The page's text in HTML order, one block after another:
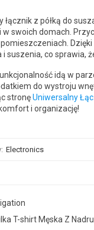
łącznik z półką do
swoich domach.
i suszenia, co sprawia,
idą w
do wystroju
stronęUniwersalny
i organizację!
Electronics
T-shirt Męska Z